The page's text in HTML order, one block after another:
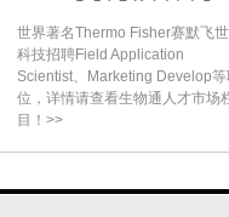
世界著名Thermo Fisher赛默飞
科技招聘Field Application
Scientist、Marketing Develop等
位，详情请查看生物通人才市场
目！>>